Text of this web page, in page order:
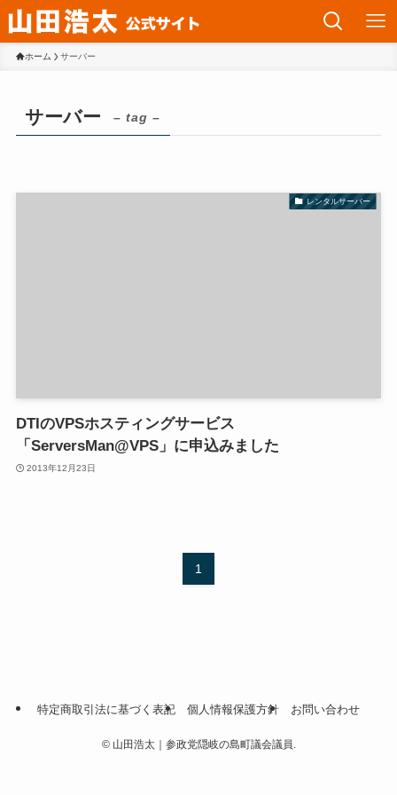
ホーム サーバー
サーバー – tag –
レンタルサーバー
DTIのVPSホスティングサービス
「ServersMan@VPS」に申込みました
2013年12月23日
1
特定商取引法に基づく表記 個人情報保護方針 お問い合わせ
©山田浩太｜参政党隠岐の島町議会議員.